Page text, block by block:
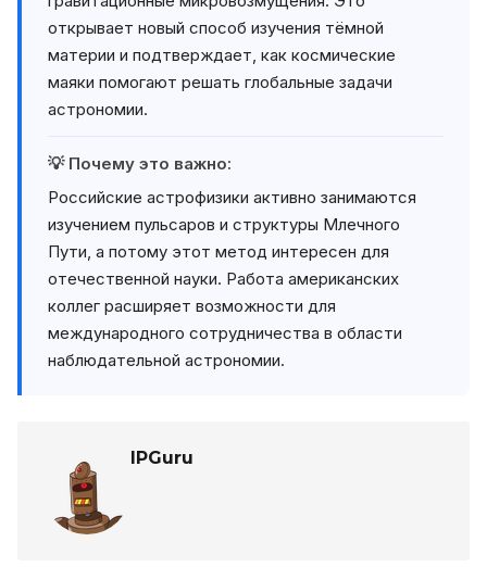
открывает новый способ изучения тёмной
материи и подтверждает, как космические
маяки помогают решать глобальные задачи
астрономии.
💡 Почему это важно:
Российские астрофизики активно занимаются
изучением пульсаров и структуры Млечного
Пути, а потому этот метод интересен для
отечественной науки. Работа американских
коллег расширяет возможности для
международного сотрудничества в области
наблюдательной астрономии.
IPGuru